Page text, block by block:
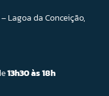
Lagoa da Conceição,
13h30 às 18h